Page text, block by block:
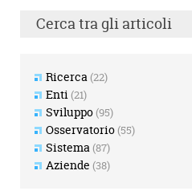
Cerca tra gli articoli
Ricerca(22)
Enti(21)
Sviluppo(95)
Osservatorio(55)
Sistema(87)
Aziende (38)